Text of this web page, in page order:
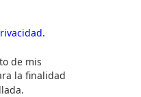
de mis
la finalidad